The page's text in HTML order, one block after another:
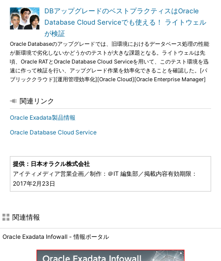
DBアップグレードのベストプラクティスはOracle
Database Cloud Serviceでも使える！ ライトウェル
が検証
Oracle Databaseのアップグレードでは、旧環境におけるデータベース処理の性能
が新環境で劣化しないかどうかのテストが大きな課題となる。ライトウェルは先
頃、Oracle RATとOracle Database Cloud Serviceを用いて、このテスト環境を迅
速に作って検証を行い、アップグレード作業を効率化できることを確認した。[パ
ブリッククラウド][運用管理効率化][Oracle Cloud][Oracle Enterprise Manager]
関連リンク
Oracle Exadata製品情報
Oracle Database Cloud Service
提供：日本オラクル株式会社
アイティメディア営業企画／制作：＠IT 編集部／掲載内容有効期限：
2017年2月23日
関連情報
Oracle Exadata Infowall - 情報ポータル